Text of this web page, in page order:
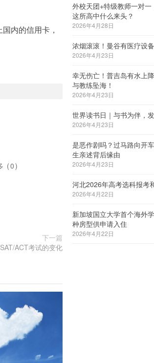
内的信用卡，
(0)
下一篇
ACT考试的变化
外校天团+特级教师一对一
这所高中什么来头？
2026年4月28日
浓烟滚滚！曼谷有医疗设
2026年4月23日
幸无伤亡！普吉岛有水上
与教练坠海！
2026年4月23日
世界读书日｜与书为伴，
2026年4月23日
是恶作剧吗？过马路向开
生亲述背后缘由
2026年4月23日
河北2026年高考选科报考
2026年4月22日
新加坡国立大学首个海外
种房型供申请入住
2026年4月22日